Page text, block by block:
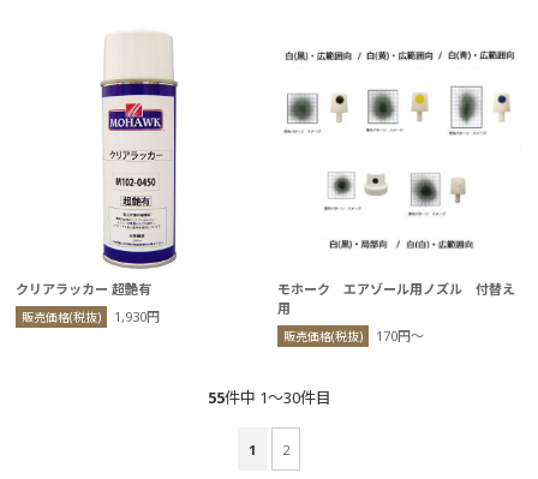
クリアラッカー 超艶有
販売価格(税抜) 1,930円
モホーク エアゾール用ノズル 付替え
用
販売価格(税抜) 170円〜
55件中 1〜30件目
1 2